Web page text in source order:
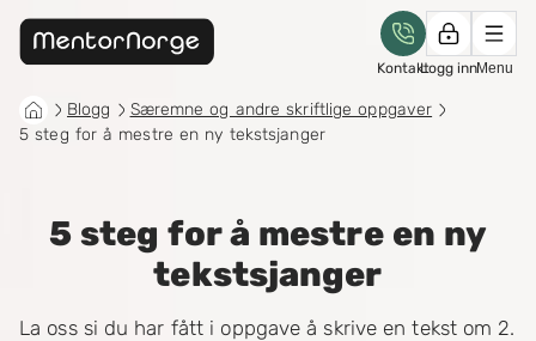
Logg innMenu
Kontakt
Blogg
Særemne og andre skriftlige oppgaver
5 steg for å mestre en ny tekstsjanger
5 steg for å mestre en ny
tekstsjanger
La oss si du har fått i oppgave å skrive en tekst om 2.